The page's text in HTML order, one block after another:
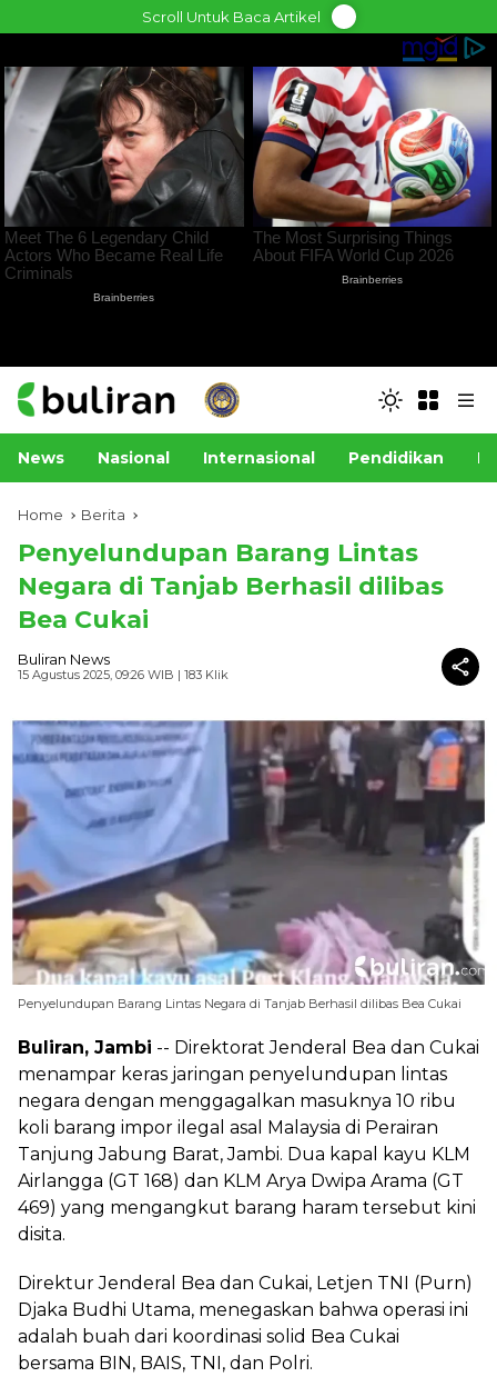
to
Scroll Untuk Baca Artikel
News Nasional Internasional Pendidikan
Home Berita
Penyelundupan Barang Lintas
Negara di Tanjab Berhasil dilibas
Bea Cukai
Buliran News
15 Agustus 2025, 09:26 WIB | 183 Klik
Penyelundupan Barang Lintas Negara di Tanjab Berhasil dilibas Bea Cukai
Buliran, Jambi -- Direktorat Jenderal Bea dan Cukai
menampar keras jaringan penyelundupan lintas
negara dengan menggagalkan masuknya 10 ribu
koli barang impor ilegal asal Malaysia di Perairan
Tanjung Jabung Barat, Jambi. Dua kapal kayu KLM
Airlangga (GT 168) dan KLM Arya Dwipa Arama (GT
469) yang mengangkut barang haram tersebut kini
disita.
Direktur Jenderal Bea dan Cukai, Letjen TNI (Purn)
Djaka Budhi Utama, menegaskan bahwa operasi ini
adalah buah dari koordinasi solid Bea Cukai
bersama BIN, BAIS, TNI, dan Polri.